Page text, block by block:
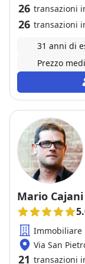
26 transazioni
26 transazioni
31 anni di
Prezzo
Mario Cajani
Immobiliare
Via San
21 transazioni